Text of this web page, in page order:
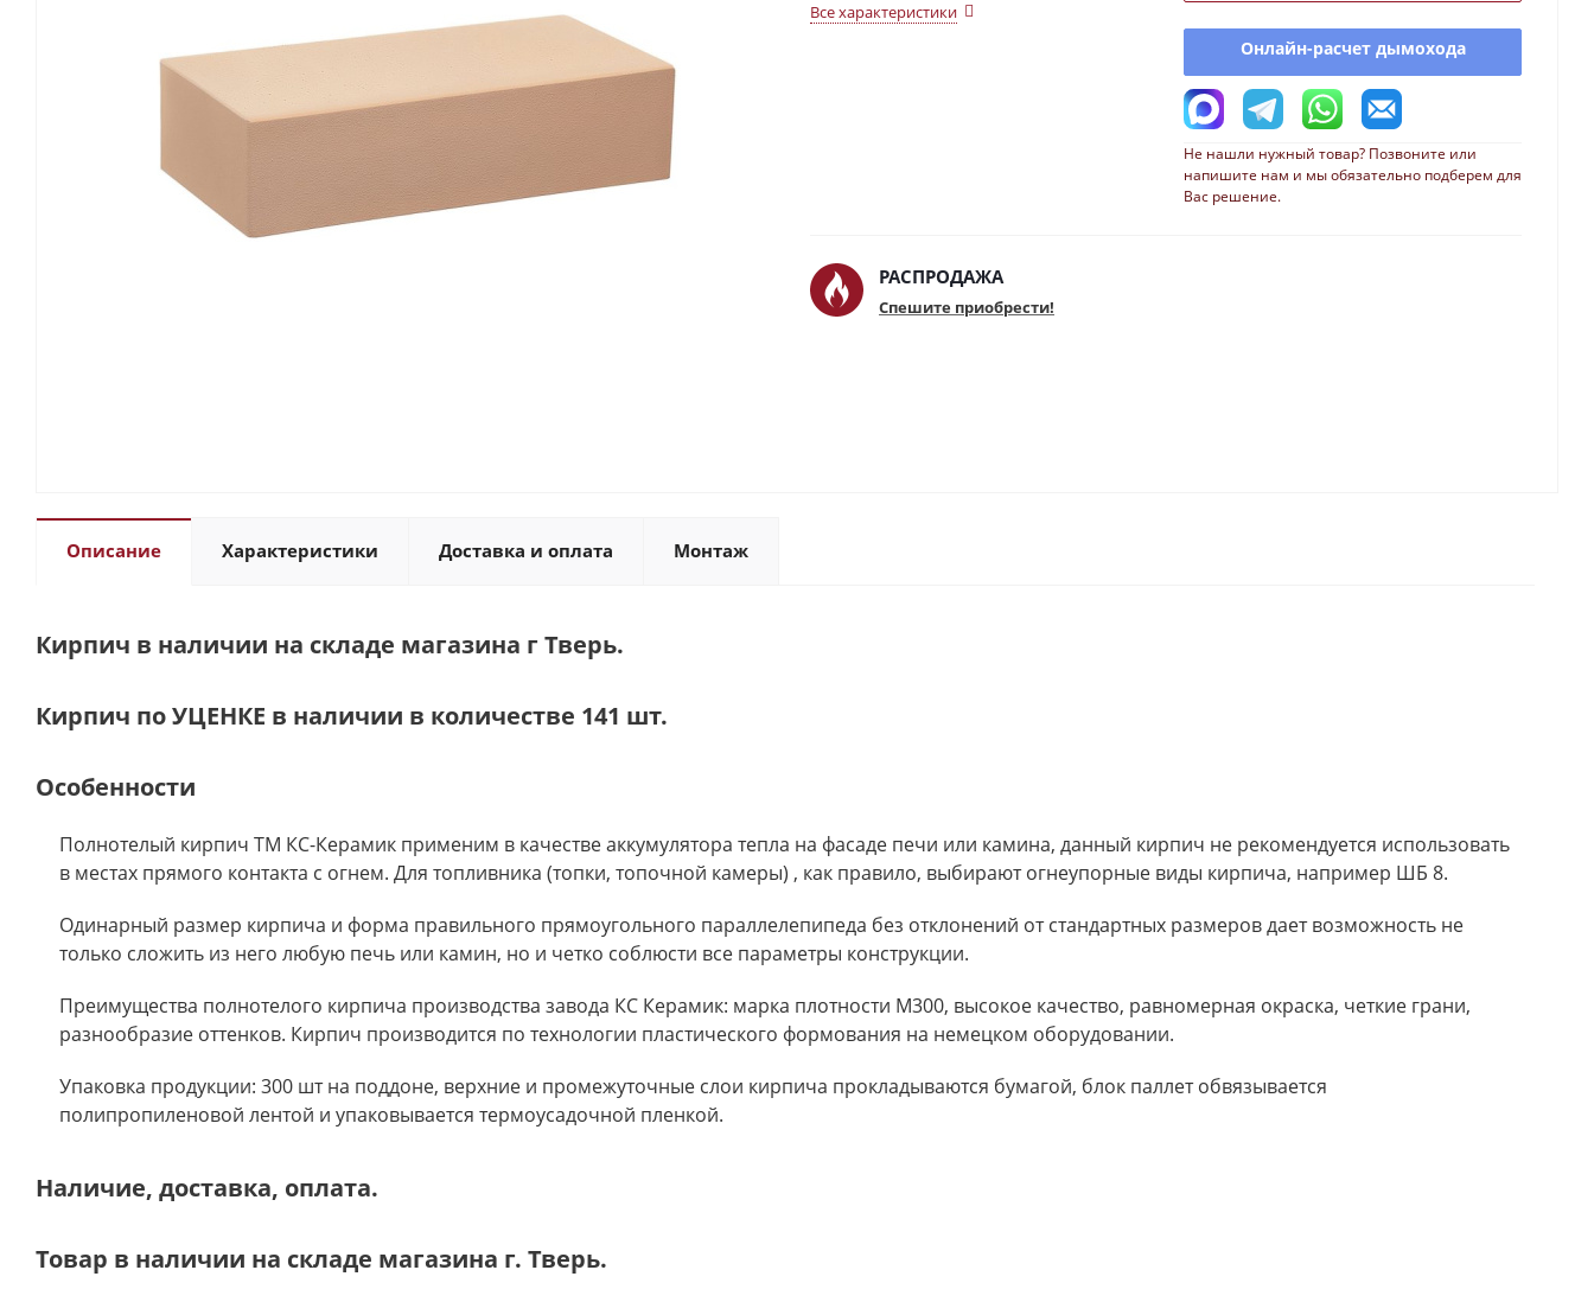
Все характеристики
Онлайн-расчет дымохода
Не нашли нужный товар? Позвоните или
напишите нам и мы обязательно подберем для
Вас решение.
РАСПРОДАЖА
Спешите приобрести!
Описание Характеристики Доставка и оплата Монтаж
Кирпич в наличии на складе магазина г Тверь.
Кирпич по УЦЕНКЕ в наличии в количестве 141 шт.
Особенности
Полнотелый кирпич ТМ КС-Керамик применим в качестве аккумулятора тепла на фасаде печи или камина, данный кирпич не рекомендуется использовать
в местах прямого контакта с огнем. Для топливника (топки, топочной камеры) , как правило, выбирают огнеупорные виды кирпича, например ШБ 8.
Одинарный размер кирпича и форма правильного прямоугольного параллелепипеда без отклонений от стандартных размеров дает возможность не
только сложить из него любую печь или камин, но и четко соблюсти все параметры конструкции.
Преимущества полнотелого кирпича производства завода КС Керамик: марка плотности М300, высокое качество, равномерная окраска, четкие грани,
разнообразие оттенков. Кирпич производится по технологии пластического формования на немецком оборудовании.
Упаковка продукции: 300 шт на поддоне, верхние и промежуточные слои кирпича прокладываются бумагой, блок паллет обвязывается
полипропиленовой лентой и упаковывается термоусадочной пленкой.
Наличие, доставка, оплата.
Товар в наличии на складе магазина г. Тверь.